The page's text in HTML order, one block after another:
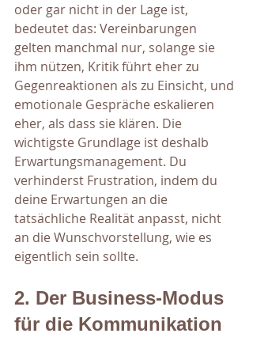
oder gar nicht in der Lage ist,
bedeutet das: Vereinbarungen
gelten manchmal nur, solange sie
ihm nützen, Kritik führt eher zu
Gegenreaktionen als zu Einsicht, und
emotionale Gespräche eskalieren
eher, als dass sie klären. Die
wichtigste Grundlage ist deshalb
Erwartungsmanagement. Du
verhinderst Frustration, indem du
deine Erwartungen an die
tatsächliche Realität anpasst, nicht
an die Wunschvorstellung, wie es
eigentlich sein sollte.
2. Der Business-Modus
für die Kommunikation